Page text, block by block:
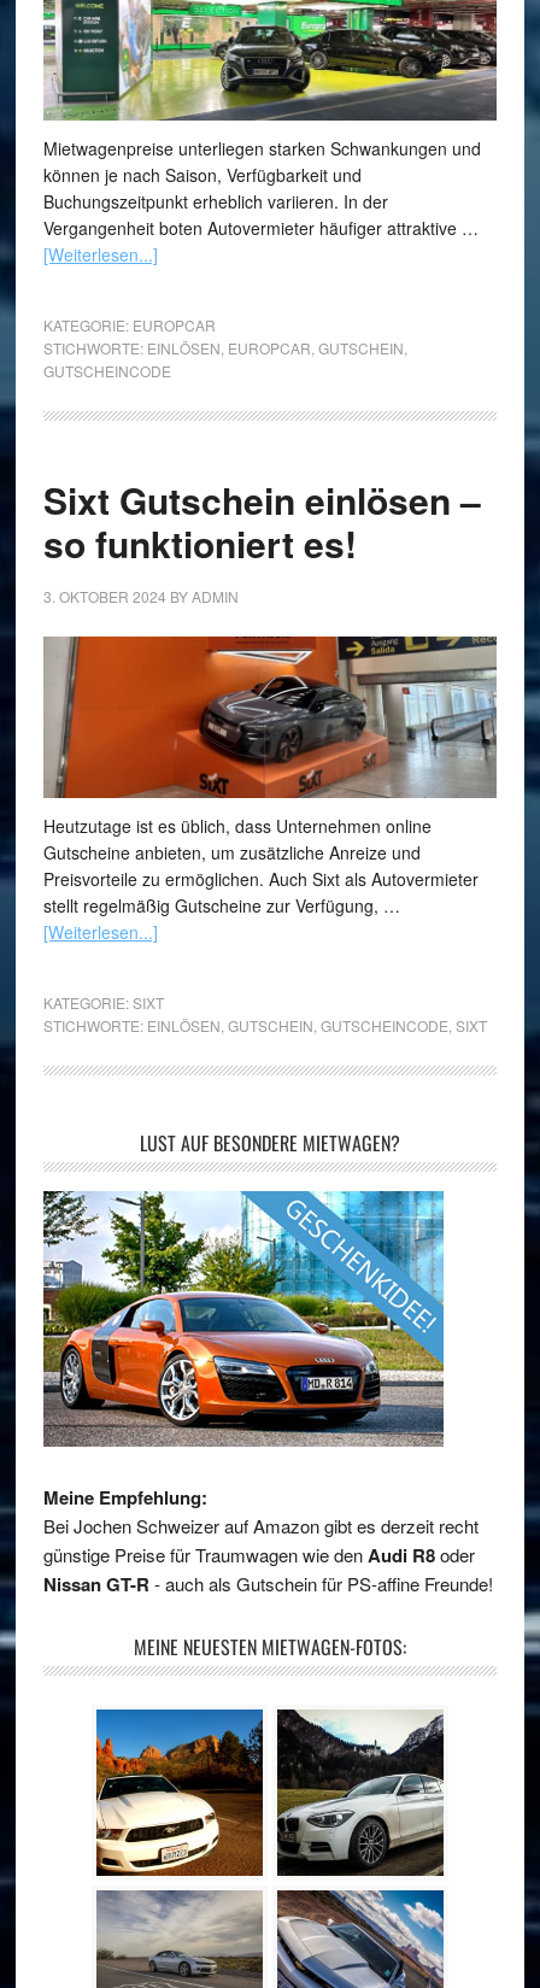
Mietwagenpreise unterliegen starken Schwankungen und
können je nach Saison, Verfügbarkeit und
Buchungszeitpunkt erheblich variieren. In der
Vergangenheit boten Autovermieter häufiger attraktive …
[Weiterlesen...]
KATEGORIE: EUROPCAR
STICHWORTE: EINLÖSEN EUROPCAR GUTSCHEIN
GUTSCHEINCODE
Sixt Gutschein einlösen –
so funktioniert es!
3. OKTOBER 2024 BYADMIN
Heutzutage ist es üblich, dass Unternehmen online
Gutscheine anbieten, um zusätzliche Anreize und
Preisvorteile zu ermöglichen. Auch Sixt als Autovermieter
stellt regelmäßig Gutscheine zur Verfügung, …
[Weiterlesen...]
KATEGORIE:SIXT
STICHWORTE: EINLÖSEN,GUTSCHEIN,GUTSCHEINCODE,SIXT
LUST AUF BESONDERE MIETWAGEN?
Meine Empfehlung:
Bei Jochen Schweizer auf Amazon gibt es derzeit recht
günstige Preise für Traumwagen wie denAudi R8oder
Nissan GT-R - auch als Gutschein für PS-affine Freunde!
MEINE NEUESTEN MIETWAGEN-FOTOS: